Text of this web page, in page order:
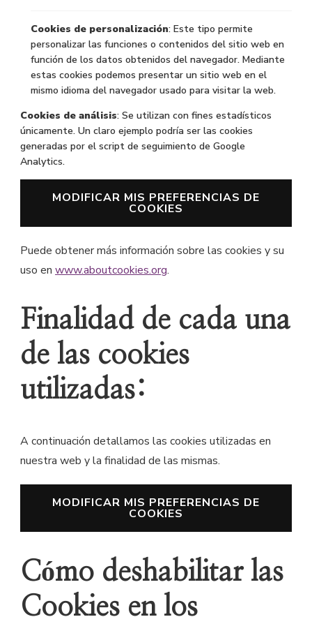
Cookies de personalización: Este tipo permite
personalizar las funciones o contenidos del sitio web en
función de los datos obtenidos del navegador. Mediante
estas cookies podemos presentar un sitio web en el
mismo idioma del navegador usado para visitar la web.
Cookies de análisis: Se utilizan con fines estadísticos
únicamente. Un claro ejemplo podría ser las cookies
generadas por el script de seguimiento de Google
Analytics.
MODIFICAR MIS PREFERENCIAS DE
COOKIES
Puede obtener más información sobre las cookies y su
uso en www.aboutcookies.org.
Finalidad de cada una
de las cookies
utilizadas:
A continuación detallamos las cookies utilizadas en
nuestra web y la finalidad de las mismas.
MODIFICAR MIS PREFERENCIAS DE
COOKIES
Cómo deshabilitar las
Cookies en los